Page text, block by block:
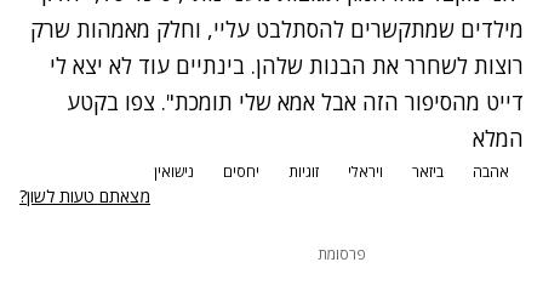
מילדים שמתקשרים להסתלבט עליי, וחלק מאמהות שרק
רוצות לשחרר את הבנות שלהן. בינתיים עוד לא יצא לי
דייט מהסיפור הזה אבל אמא שלי תומכת". צפו בקטע
המלא
אהבה ביזאר ויראלי זוגיות יחסים נישואין
מצאתם טעות לשון?
פרסומת